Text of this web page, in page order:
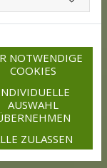
NOTWENDIGE
COOKIES
AUSWAHL
ZULASSEN